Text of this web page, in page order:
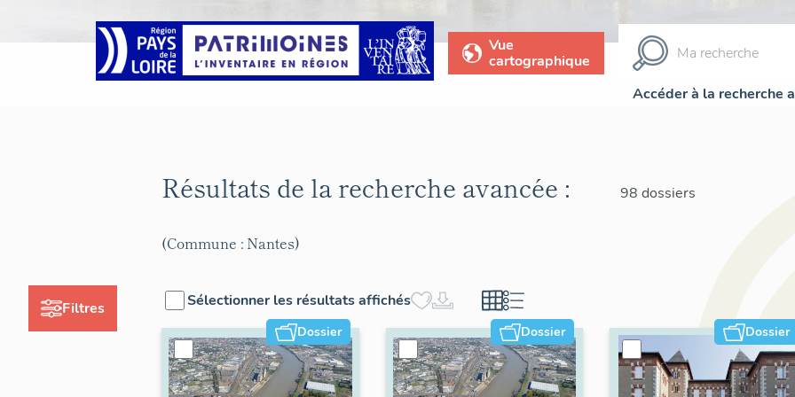
Vue
cartographique
Accéder à la recherche
Filtres
Résultats de la recherche avancée : 98 dossiers
(Commune : Nantes)
Sélectionner les résultats affichés
Dossier Dossier Dossier